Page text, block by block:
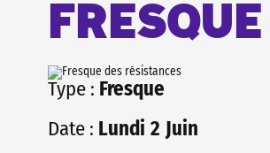
Type : Fresque
Date : Lundi 2 Juin